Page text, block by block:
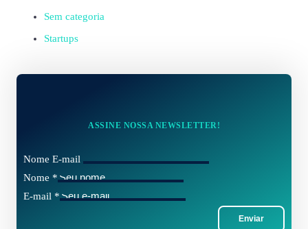
Sem categoria
Startups
ASSINE NOSSA NEWSLETTER!
Nome E-mail
Nome *
E-mail *
Enviar